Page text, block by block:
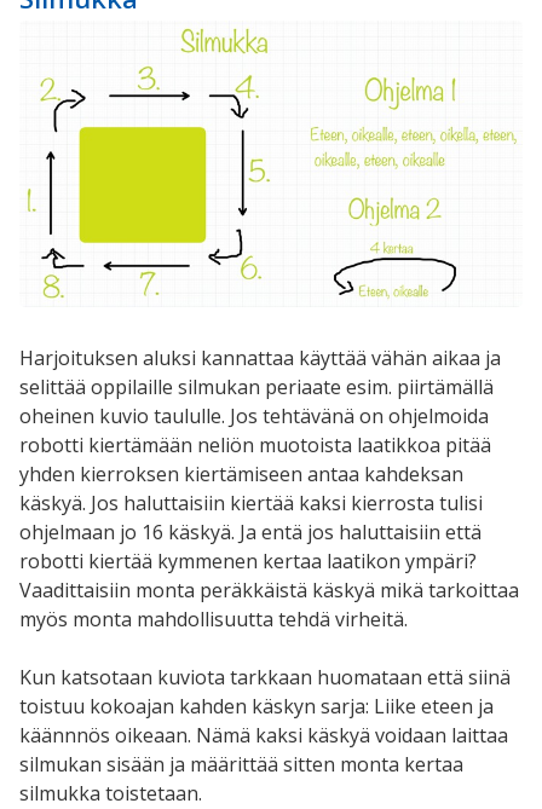
Harjoituksen aluksi kannattaa käyttää vähän aikaa ja
selittää oppilaille silmukan periaate esim. piirtämällä
oheinen kuvio taululle. Jos tehtävänä on ohjelmoida
robotti kiertämään neliön muotoista laatikkoa pitää
yhden kierroksen kiertämiseen antaa kahdeksan
käskyä. Jos haluttaisiin kiertää kaksi kierrosta tulisi
ohjelmaan jo 16 käskyä. Ja entä jos haluttaisiin että
robotti kiertää kymmenen kertaa laatikon ympäri?
Vaadittaisiin monta peräkkäistä käskyä mikä tarkoittaa
myös monta mahdollisuutta tehdä virheitä.
Kun katsotaan kuviota tarkkaan huomataan että siinä
toistuu kokoajan kahden käskyn sarja: Liike eteen ja
käännnös oikeaan. Nämä kaksi käskyä voidaan laittaa
silmukan sisään ja määrittää sitten monta kertaa
silmukka toistetaan.